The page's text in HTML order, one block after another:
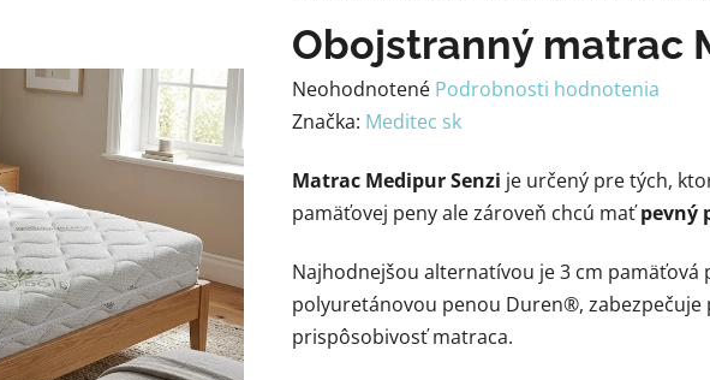
Obojstranný matrac
Priemerné
hodnotenie
je
0,0
5
hviezdičiek.
Neohodnotené Podrobnosti hodnotenia
Značka: Meditec sk
Matrac Medipur Senzi je určený pre tých,
pamäťovej peny ale zároveň chcú maťpevný
Najhodnejšou alternatívou je 3 cm pamäťová
polyuretánovou penou Duren®, zabezpečuje
prispôsobivosť matraca.